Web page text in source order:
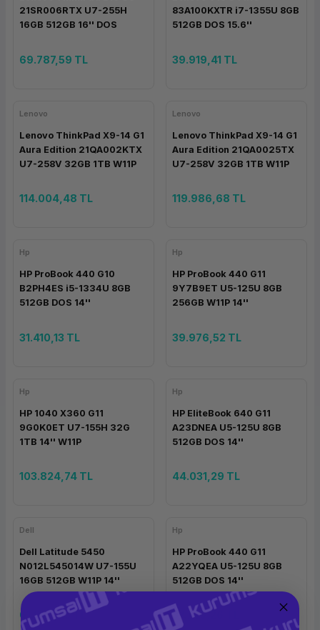
Bileşenleri
21SR006RTX U7-255H
16GB 512GB 16'' DOS
69.787,59 TL
83A100KXTR i7-1355U 8GB
512GB DOS 15.6''
39.919,41 TL
Lenovo
Lenovo ThinkPad X9-14 G1
Aura Edition 21QA002KTX
U7-258V 32GB 1TB W11P
114.004,48 TL
Lenovo
Lenovo ThinkPad X9-14 G1
Aura Edition 21QA0025TX
U7-258V 32GB 1TB W11P
119.986,68 TL
Hp
HP ProBook 440 G10
B2PH4ES i5-1334U 8GB
512GB DOS 14''
31.410,13 TL
Hp
HP ProBook 440 G11
9Y7B9ET U5-125U 8GB
256GB W11P 14''
39.976,52 TL
Hp
HP 1040 X360 G11
9G0K0ET U7-155H 32G
1TB 14'' W11P
103.824,74 TL
Hp
HP EliteBook 640 G11
A23DNEA U5-125U 8GB
512GB DOS 14''
44.031,29 TL
Dell
Dell Latitude 5450
N012L545014W U7-155U
16GB 512GB W11P 14''
61.892,23 TL
Hp
HP ProBook 440 G11
A22YQEA U5-125U 8GB
512GB DOS 14''
37.749,26 TL